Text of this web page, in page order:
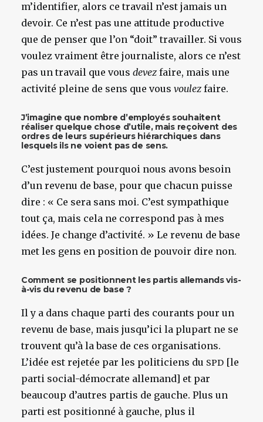
m’identifier, alors ce travail n’est jamais un
devoir. Ce n’est pas une attitude productive
que de penser que l’on “doit” travailler. Si vous
voulez vraiment être journaliste, alors ce n’est
pas un travail que vous devez faire, mais une
activité pleine de sens que vous voulez faire.
J’imagine que nombre d’employés souhaitent
réaliser quelque chose d’utile, mais reçoivent des
ordres de leurs supérieurs hiérarchiques dans
lesquels ils ne voient pas de sens.
C’est justement pourquoi nous avons besoin
d’un revenu de base, pour que chacun puisse
dire : « Ce sera sans moi. C’est sympathique
tout ça, mais cela ne correspond pas à mes
idées. Je change d’activité. » Le revenu de base
met les gens en position de pouvoir dire non.
Comment se positionnent les partis allemands vis-
à-vis du revenu de base ?
Il y a dans chaque parti des courants pour un
revenu de base, mais jusqu’ici la plupart ne se
trouvent qu’à la base de ces organisations.
L’idée est rejetée par les politiciens du SPD [le
parti social-démocrate allemand] et par
beaucoup d’autres partis de gauche. Plus un
parti est positionné à gauche, plus il